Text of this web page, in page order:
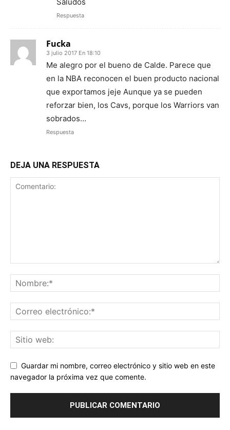
Respuesta
Fucka
3 julio 2017 En 18:10
Me alegro por el bueno de Calde. Parece que
en la NBA reconocen el buen producto nacional
que exportamos jeje Aunque ya se pueden
reforzar bien, los Cavs, porque los Warriors van
sobrados…
Respuesta
DEJA UNA RESPUESTA
Guardar mi nombre, correo electrónico y sitio web en este
navegador la próxima vez que comente.